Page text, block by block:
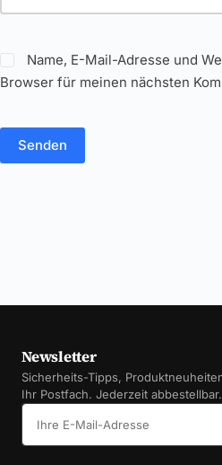
Name, E-Mail-Adresse und
Browser für meinen nächsten
Senden
Newsletter
Sicherheits-Tipps,
Ihr Postfach. Jederzeit abbestellbar.